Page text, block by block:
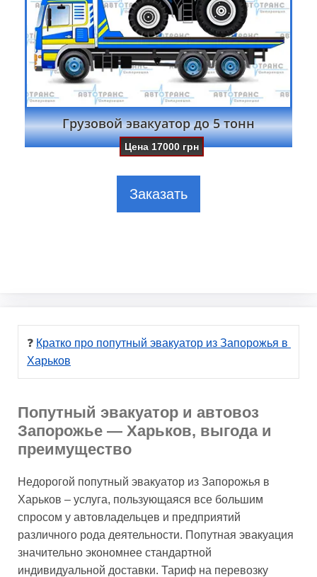
Грузовой эвакуатор до 5 тонн
Цена 17000 грн
Заказать
❓ Кратко про попутный эвакуатор из Запорожья в
Харьков
Попутный эвакуатор и автовоз
Запорожье — Харьков, выгода и
преимущество
Недорогой попутный эвакуатор из Запорожья в
Харьков – услуга, пользующаяся все большим
спросом у автовладельцев и предприятий
различного рода деятельности. Попутная эвакуация
значительно экономнее стандартной
индивидуальной доставки. Тариф на перевозку